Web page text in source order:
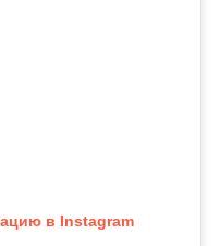
в Instagram